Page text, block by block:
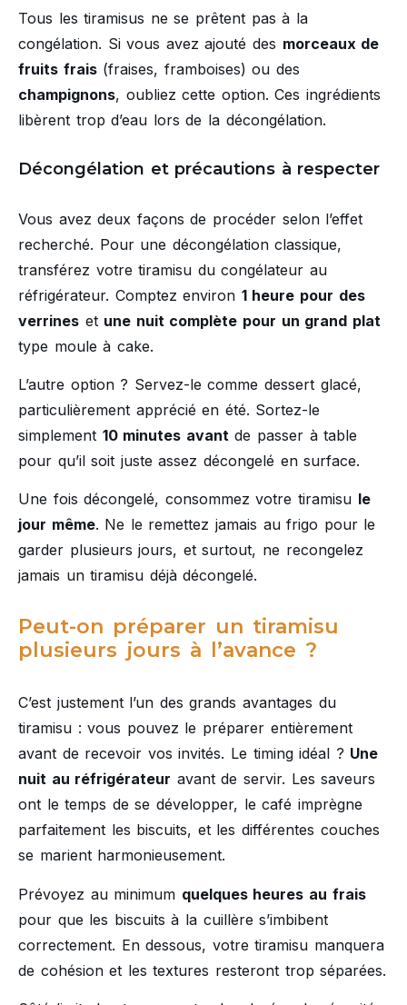
Tous les tiramisus ne se prêtent pas à la
congélation. Si vous avez ajouté des morceaux de
fruits frais(fraises, framboises) ou des
champignons, oubliez cette option. Ces ingrédients
libèrent trop d’eau lors de la décongélation.
Décongélation et précautions à respecter
Vous avez deux façons de procéder selon l’effet
recherché. Pour une décongélation classique,
transférez votre tiramisu du congélateur au
réfrigérateur. Comptez environ 1 heure pour des
verrines et une nuit complète pour un grand plat
type moule à cake.
L’autre option ? Servez-le comme dessert glacé,
particulièrement apprécié en été. Sortez-le
simplement 10 minutes avant de passer à table
pour qu’il soit juste assez décongelé en surface.
Une fois décongelé, consommez votre tiramisu le
jour même. Ne le remettez jamais au frigo pour le
garder plusieurs jours, et surtout, ne recongelez
jamais un tiramisu déjà décongelé.
Peut-on préparer un tiramisu
plusieurs jours à l’avance ?
C’est justement l’un des grands avantages du
tiramisu : vous pouvez le préparer entièrement
avant de recevoir vos invités. Le timing idéal ? Une
nuit au réfrigérateur avant de servir. Les saveurs
ont le temps de se développer, le café imprègne
parfaitement les biscuits, et les différentes couches
se marient harmonieusement.
Prévoyez au minimum quelques heures au frais
pour que les biscuits à la cuillère s’imbibent
correctement. En dessous, votre tiramisu manquera
de cohésion et les textures resteront trop séparées.